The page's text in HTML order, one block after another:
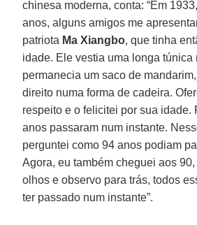
chinesa moderna, conta: “Em
anos, alguns amigos me
patriota Ma Xiangbo, que tinha
idade. Ele vestia uma longa túnica
permanecia um saco de
direito numa forma de cadeira.
respeito e o felicitei por sua idade.
anos passaram num instante.
perguntei como 94 anos podiam
Agora, eu também cheguei aos
olhos e observo para trás, todos
ter passado num instante”.